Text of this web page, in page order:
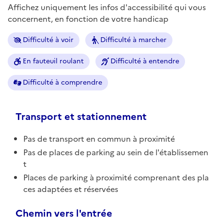
Affichez uniquement les infos d'accessibilité qui vous
concernent, en fonction de votre handicap
Difficulté à voir Difficulté à marcher
En fauteuil roulant Difficulté à entendre
Difficulté à comprendre
Transport et stationnement
Pas de transport en commun à proximité
Pas de places de parking au sein de l'établissemen
t
Places de parking à proximité comprenant des pla
ces adaptées et réservées
Chemin vers l'entrée